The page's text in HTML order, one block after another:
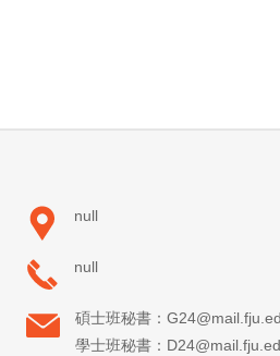
null
null
碩士班秘書：
學士班秘書：